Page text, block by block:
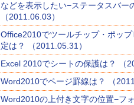
などを表示したい−ステータスバー
（2011.06.03）
Office2010でツールチップ・ポッ
定は？ （2011.05.31）
Excel 2010でシートの保護は？ （
Word2010でページ罫線は？ （
Word2010の上付き文字の位置−フ